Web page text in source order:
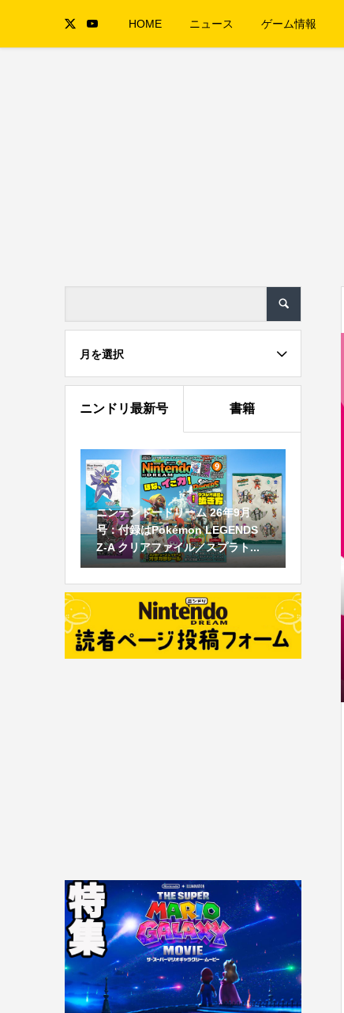
HOME ニュース ゲーム情報
月を選択
ニンドリ最新号 書籍
ニンテンドードリーム 26年9月
号：付録はPokémon LEGENDS
Z-A クリアファイル／スプラト...